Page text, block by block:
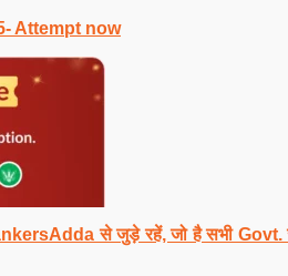
Attempt now
से जुड़े रहें, जो है सभी Govt.